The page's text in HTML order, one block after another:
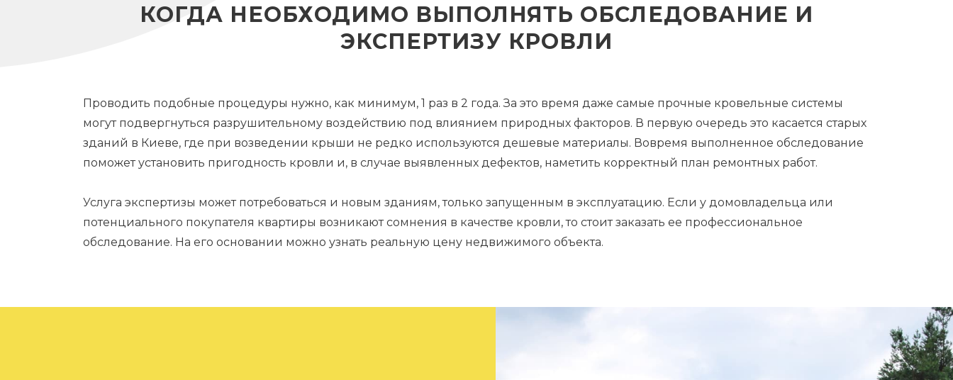
КОГДА НЕОБХОДИМО ВЫПОЛНЯТЬ ОБСЛЕДОВАНИЕ И
ЭКСПЕРТИЗУ КРОВЛИ
Проводить подобные процедуры нужно, как минимум, 1 раз в 2 года. За это время даже самые прочные кровельные системы
могут подвергнуться разрушительному воздействию под влиянием природных факторов. В первую очередь это касается старых
зданий в Киеве, где при возведении крыши не редко используются дешевые материалы. Вовремя выполненное обследование
поможет установить пригодность кровли и, в случае выявленных дефектов, наметить корректный план ремонтных работ.
Услуга экспертизы может потребоваться и новым зданиям, только запущенным в эксплуатацию. Если у домовладельца или
потенциального покупателя квартиры возникают сомнения в качестве кровли, то стоит заказать ее профессиональное
обследование. На его основании можно узнать реальную цену недвижимого объекта.